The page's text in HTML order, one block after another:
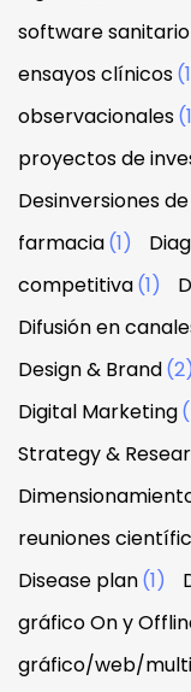
software sanitario
ensayos clínicos
observacionales
proyectos de
Desinversiones
farmacia(1)
competitiva(1)
Difusión en
Design & Brand(2)
Digital Marketing
Strategy &
reuniones
Disease plan(1)
gráfico On y
gráfico/web/